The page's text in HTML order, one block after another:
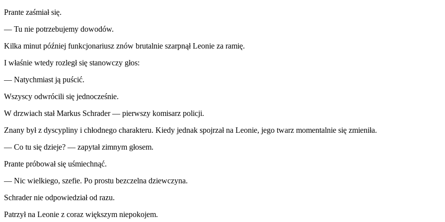
Prante zaśmiał się.
— Tu nie potrzebujemy dowodów.
Kilka minut później funkcjonariusz znów brutalnie szarpnął Leonie za ramię.
I właśnie wtedy rozległ się stanowczy głos:
— Natychmiast ją puścić.
Wszyscy odwrócili się jednocześnie.
W drzwiach stał Markus Schrader — pierwszy komisarz policji.
Znany był z dyscypliny i chłodnego charakteru. Kiedy jednak spojrzał na Leonie, jego twarz momentalnie się zmieniła.
— Co tu się dzieje? — zapytał zimnym głosem.
Prante próbował się uśmiechnąć.
— Nic wielkiego, szefie. Po prostu bezczelna dziewczyna.
Schrader nie odpowiedział od razu.
Patrzył na Leonie z coraz większym niepokojem.